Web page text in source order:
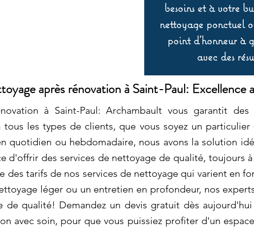
besoins et à votre
nettoyage ponctuel
point d’honneur à
avec des
après rénovation à Saint-Paul: Excellence
à Saint-Paul: Archambault vous garantit
tous les types de clients, que vous soyez un
quotidien ou hebdomadaire, nous avons la solution
d'offrir des services de nettoyage de qualité, toujours
des tarifs de nos services de nettoyage qui varient en
léger ou un entretien en profondeur, nos
de qualité! Demandez un devis gratuit dès
avec soin, pour que vous puissiez profiter d'un